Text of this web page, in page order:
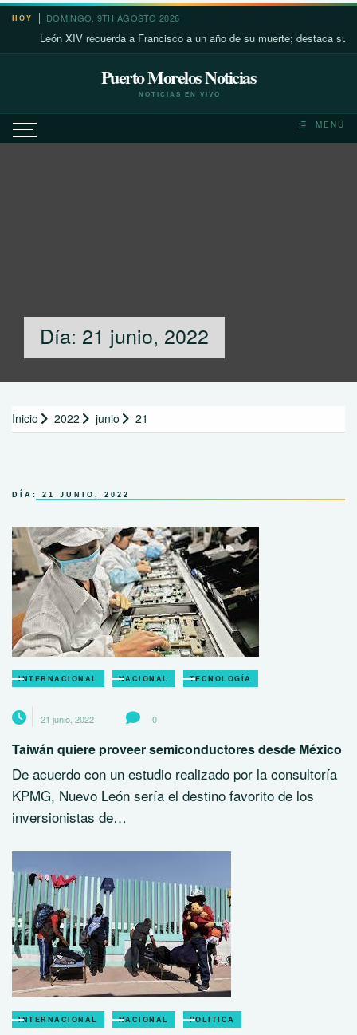
Saltar
contenido
HOY DOMINGO, 9TH AGOSTO 2026
León XIV recuerda a Francisco a un año de su muerte; destaca su
Puerto Morelos Noticias
NOTICIAS EN VIVO
MENÚ
Día: 21 junio, 2022
Inicio 2022 junio 21
DÍA: 21 JUNIO, 2022
INTERNACIONAL NACIONAL TECNOLOGÍA
21 junio, 2022 0
Taiwán quiere proveer semiconductores desde México
De acuerdo con un estudio realizado por la consultoría
KPMG, Nuevo León sería el destino favorito de los
inversionistas de…
INTERNACIONAL NACIONAL POLITICA